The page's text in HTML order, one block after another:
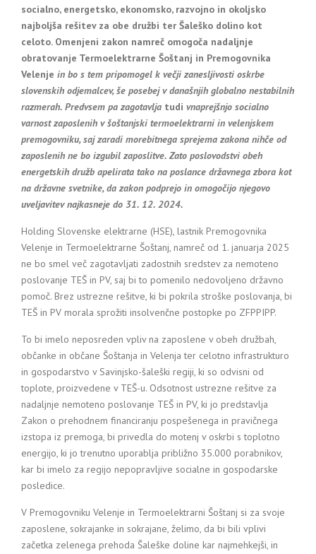
socialno, energetsko, ekonomsko, razvojno in okoljsko
najboljša rešitev za obe družbi ter Šaleško dolino kot
celoto. Omenjeni zakon namreč omogoča nadaljnje
obratovanje Termoelektrarne Šoštanj in Premogovnika
Velenje in bo s tem pripomogel k večji zanesljivosti oskrbe
slovenskih odjemalcev, še posebej v današnjih globalno nestabilnih
razmerah. Predvsem pa zagotavlja tudi vnaprejšnjo socialno
varnost zaposlenih v šoštanjski termoelektrarni in velenjskem
premogovniku, saj zaradi morebitnega sprejema zakona nihče od
zaposlenih ne bo izgubil zaposlitve. Zato poslovodstvi obeh
energetskih družb apelirata tako na poslance državnega zbora kot
na državne svetnike, da zakon podprejo in omogočijo njegovo
uveljavitev najkasneje do 31. 12. 2024.
Holding Slovenske elektrarne (HSE), lastnik Premogovnika
Velenje in Termoelektrarne Šoštanj, namreč od 1. januarja 2025
ne bo smel več zagotavljati zadostnih sredstev za nemoteno
poslovanje TEŠ in PV, saj bi to pomenilo nedovoljeno državno
pomoč. Brez ustrezne rešitve, ki bi pokrila stroške poslovanja, bi
TEŠ in PV morala sprožiti insolvenčne postopke po ZFPPIPP.
To bi imelo neposreden vpliv na zaposlene v obeh družbah,
občanke in občane Šoštanja in Velenja ter celotno infrastrukturo
in gospodarstvo v Savinjsko-šaleški regiji, ki so odvisni od
toplote, proizvedene v TEŠ-u. Odsotnost ustrezne rešitve za
nadaljnje nemoteno poslovanje TEŠ in PV, ki jo predstavlja
Zakon o prehodnem financiranju pospešenega in pravičnega
izstopa iz premoga, bi privedla do motenj v oskrbi s toplotno
energijo, ki jo trenutno uporablja približno 35.000 porabnikov,
kar bi imelo za regijo nepopravljive socialne in gospodarske
posledice.
V Premogovniku Velenje in Termoelektrarni Šoštanj si za svoje
zaposlene, sokrajanke in sokrajane, želimo, da bi bili vplivi
začetka zelenega prehoda Šaleške doline kar najmehkejši, in